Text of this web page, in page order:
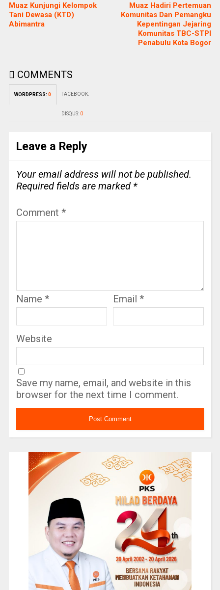
Muaz Kunjungi Kelompok
Tani Dewasa (KTD)
Abimantra
Muaz Hadiri Pertemuan
Komunitas Dan Pemangku
Kepentingan Jejaring
Komunitas TBC-STPI
Penabulu Kota Bogor
COMMENTS
WORDPRESS: 0 FACEBOOK:
DISQUS: 0
Leave a Reply
Your email address will not be published.
Required fields are marked *
Comment *
Name * Email *
Website
Save my name, email, and website in this
browser for the next time I comment.